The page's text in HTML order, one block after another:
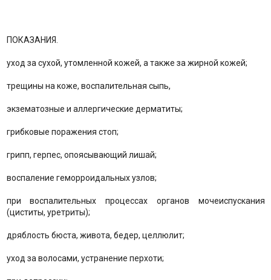
ПОКАЗАНИЯ.
уход за сухой, утомленной кожей, а также за жирной кожей;
трещины на коже, воспалительная сыпь,
экзематозные и аллергические дерматиты;
грибковые поражения стоп;
грипп, герпес, опоясывающий лишай;
воспаление геморроидальных узлов;
при воспалительных процессах органов мочеиспускания
(циститы, уретриты);
дряблость бюста, живота, бедер, целлюлит;
уход за волосами, устранение перхоти;